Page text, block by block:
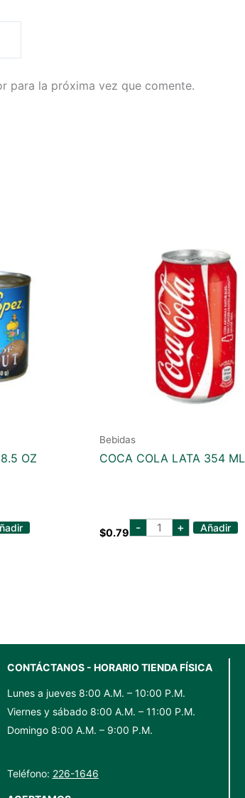
para la próxima vez que comente.
OZ
Bebidas
COCA COLA LATA 354 ML
$0.79 - coca
cola
+ Añadir
CONTÁCTANOS - HORARIO TIENDA FÍSICA
Lunes a jueves 8:00 A.M. – 10:00 P.M.
Viernes y sábado 8:00 A.M. – 11:00 P.M.
Domingo 8:00 A.M. – 9:00 P.M.
Teléfono: 226-1646